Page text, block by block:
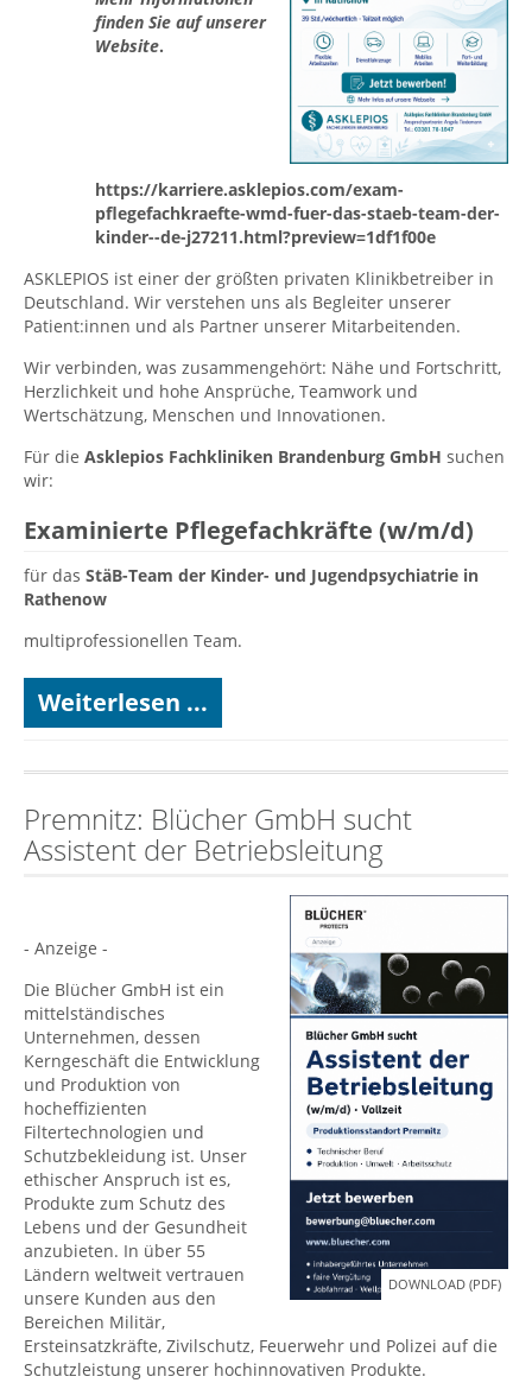
finden Sie auf unserer
Website.
https://karriere.asklepios.com/exam-
pflegefachkraefte-wmd-fuer-das-staeb-team-der-
kinder--de-j27211.html?preview=1df1f00e
ASKLEPIOS ist einer der größten privaten Klinikbetreiber in
Deutschland. Wir verstehen uns als Begleiter unserer
Patient:innen und als Partner unserer Mitarbeitenden.
Wir verbinden, was zusammengehört: Nähe und Fortschritt,
Herzlichkeit und hohe Ansprüche, Teamwork und
Wertschätzung, Menschen und Innovationen.
Für die Asklepios Fachkliniken Brandenburg GmbH suchen
wir:
Examinierte Pflegefachkräfte (w/m/d)
für das StäB-Team der Kinder- und Jugendpsychiatrie in
Rathenow
multiprofessionellen Team.
Weiterlesen ...
Premnitz: Blücher GmbH sucht
Assistent der Betriebsleitung
DOWNLOAD (PDF)
- Anzeige -
Die Blücher GmbH ist ein
mittelständisches
Unternehmen, dessen
Kerngeschäft die Entwicklung
und Produktion von
hocheffizienten
Filtertechnologien und
Schutzbekleidung ist. Unser
ethischer Anspruch ist es,
Produkte zum Schutz des
Lebens und der Gesundheit
anzubieten. In über 55
Ländern weltweit vertrauen
unsere Kunden aus den
Bereichen Militär,
Ersteinsatzkräfte, Zivilschutz, Feuerwehr und Polizei auf die
Schutzleistung unserer hochinnovativen Produkte.